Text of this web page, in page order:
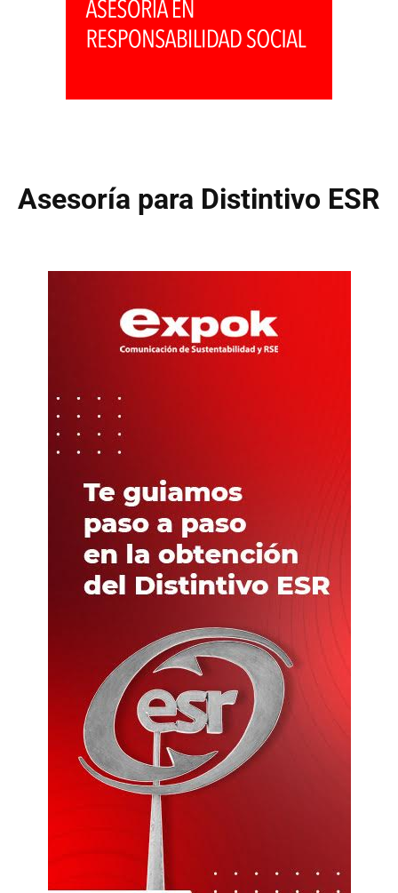
Asesoría para Distintivo ESR